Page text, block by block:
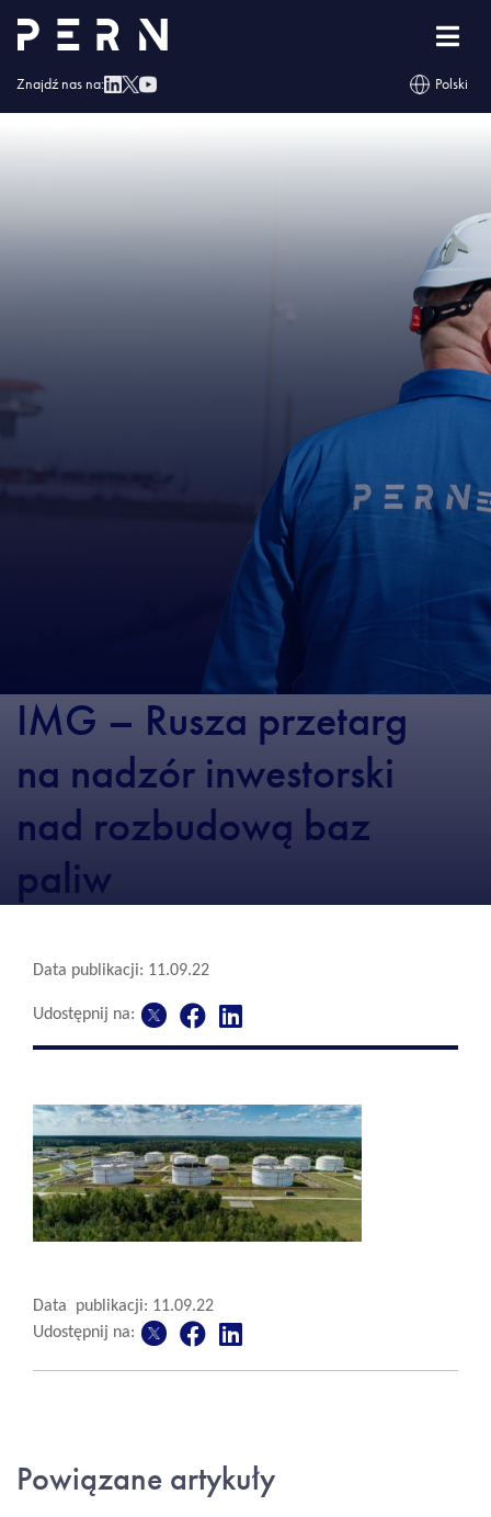
Znajdź nas na: Polski
Strona główna »Rusza przetarg na nadzór inwestorski nad rozbudową baz
IMG – Rusza przetarg
na nadzór inwestorski
nad rozbudową baz
paliw
Data publikacji: 11.09.22
Udostępnij na:
Data publikacji: 11.09.22
Udostępnij na:
Powiązane artykuły